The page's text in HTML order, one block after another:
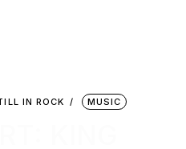
IN ROCK MUSIC